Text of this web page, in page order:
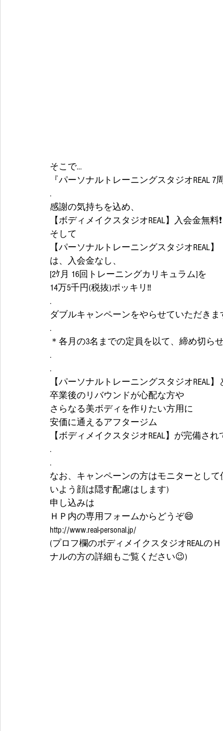
そこで…
『パーソナルトレーニングスタジオREAL
.
感謝の気持ちを込め、
【ボディメイクスタジオREAL】入会金無料❗
そして
【パーソナルトレーニングスタジオREAL】
は、入会金なし、
[2ｹ月 16回トレーニングカリキュラム]を
14万5千円(税抜)ポッキリ‼
.
ダブルキャンペーンをやらせていただきます
.
＊各月の3名までの定員を以て、締め切ら
.
.
【パーソナルトレーニングスタジオREAL
卒業後のリバウンドが心配な方や
さらなる美ボディを作りたい方用に
安価に通えるアフタージム
【ボディメイクスタジオREAL】が完備さ
.
.
なお、キャンペーンの方はモニターとし
いよう顔は隠す配慮はします)
申し込みは
ＨＰ内の専用フォームからどうぞ😄
http://www.real-personal.jp/
(プロフ欄のボディメイクスタジオREALの
ナルの方の詳細もご覧ください😉)